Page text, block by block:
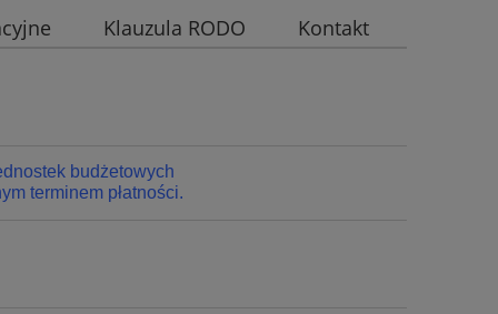
Klauzula RODO Kontakt
budżetowych
terminem płatności.